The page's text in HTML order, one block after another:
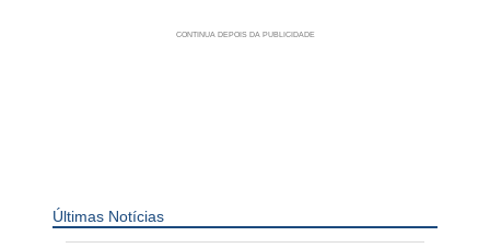
Últimas Notícias